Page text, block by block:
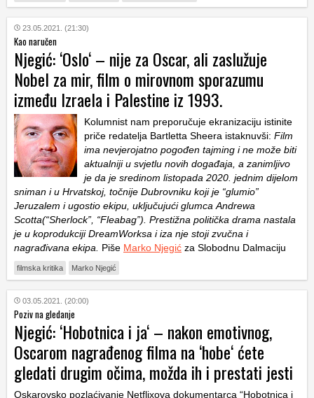
23.05.2021. (21:30)
Kao naručen
Njegić: ‘Oslo‘ – nije za Oscar, ali zaslužuje
Nobel za mir, film o mirovnom sporazumu
između Izraela i Palestine iz 1993.
Kolumnist nam preporučuje ekranizaciju istinite
priče redatelja Bartletta Sheera istaknuvši: Film
ima nevjerojatno pogođen tajming i ne može biti
aktualniji u svjetlu novih događaja, a zanimljivo
je da je sredinom listopada 2020. jednim dijelom
sniman i u Hrvatskoj, točnije Dubrovniku koji je “glumio”
Jeruzalem i ugostio ekipu, uključujući glumca Andrewa
Scotta(“Sherlock”, “Fleabag”). Prestižna politička drama nastala
je u koprodukciji DreamWorksa i iza nje stoji zvučna i
nagrađivana ekipa. Piše Marko Njegić za Slobodnu Dalmaciju
filmska kritika Marko Njegić
03.05.2021. (20:00)
Poziv na gledanje
Njegić: ‘Hobotnica i ja‘ – nakon emotivnog,
Oscarom nagrađenog filma na ‘hobe‘ ćete
gledati drugim očima, možda ih i prestati jesti
Oskarovsko pozlaćivanje Netflixova dokumentarca “Hobotnica i